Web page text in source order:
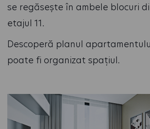
se regăsește în ambele blocuri
etajul 11.
Descoperă planul
poate fi organizat spațiul.